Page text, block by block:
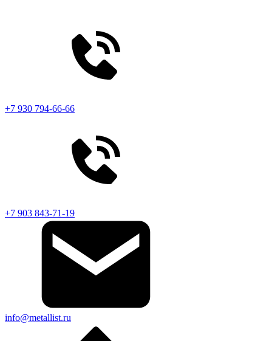
+7 930 794-66-66
+7 903 843-71-19
info@metallist.ru